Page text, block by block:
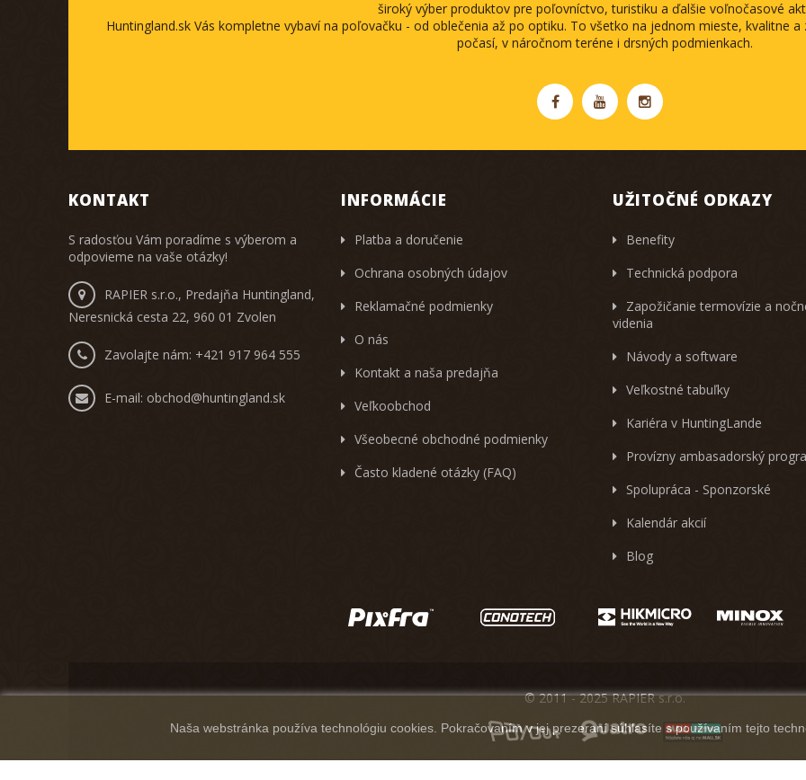
široký výber produktov pre poľovníctvo, turistiku a ďalšie voľnočasové
Huntingland.sk Vás kompletne vybaví na poľovačku - od oblečenia až po optiku. To všetko na jednom mieste, kvalitne
počasí, v náročnom teréne i drsných podmienkach.
KONTAKT
S radosťou Vám poradíme s výberom a
odpovieme na vaše otázky!
RAPIER s.r.o., Predajňa Huntingland,
Neresnická cesta 22, 960 01 Zvolen
Zavolajte nám: +421 917 964 555
E-mail: obchod@huntingland.sk
INFORMÁCIE
Platba a doručenie
Ochrana osobných údajov
Reklamačné podmienky
O nás
Kontakt a naša predajňa
Veľkoobchod
Všeobecné obchodné podmienky
Často kladené otázky (FAQ)
UŽITOČNÉ ODKAZY
Benefity
Technická podpora
Zapožičanie termovízie a
videnia
Návody a software
Veľkostné tabuľky
Kariéra v HuntingLande
Provízny ambasadorský
Spolupráca - Sponzorské
Kalendár akcií
Blog
Naša webstránka používa technológiu cookies. Pokračovaním v jej prezeraní súhlasíte s používaním tejto
© 2011 - 2025 RAPIER s.r.o.